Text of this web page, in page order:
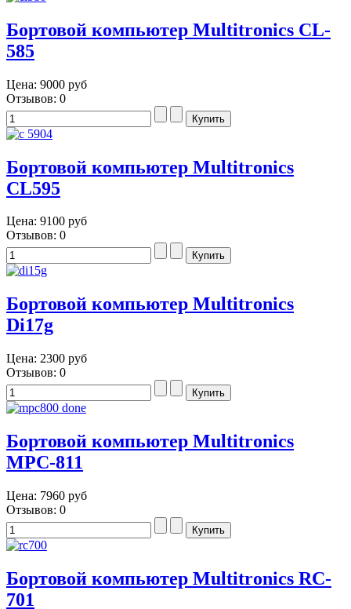
Бортовой компьютер Multitronics CL-
585
Цена: 9000 руб
Отзывов: 0
Бортовой компьютер Multitronics
CL595
Цена: 9100 руб
Отзывов: 0
Бортовой компьютер Multitronics
Di17g
Цена: 2300 руб
Отзывов: 0
Бортовой компьютер Multitronics
MPC-811
Цена: 7960 руб
Отзывов: 0
Бортовой компьютер Multitronics RC-
701